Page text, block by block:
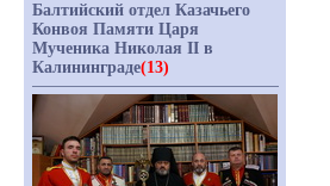
Балтийский отдел Казачьего
Конвоя Памяти Царя
Мученика Николая II в
Калининграде(13)